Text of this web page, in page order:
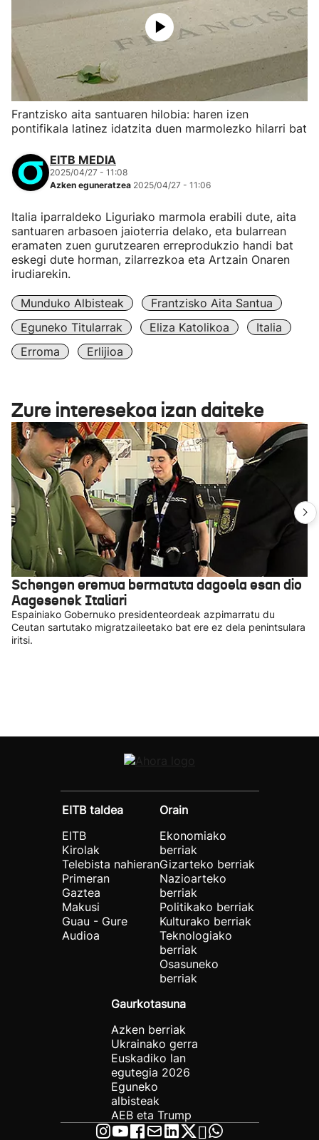
Frantzisko aita santuaren hilobia: haren izen
pontifikala latinez idatzita duen marmolezko hilarri bat
EITB MEDIA
2025/04/27 - 11:08
Azken eguneratzea 2025/04/27 - 11:06
Italia iparraldeko Liguriako marmola erabili dute, aita
santuaren arbasoen jaioterria delako, eta bularrean
eramaten zuen gurutzearen erreprodukzio handi bat
eskegi dute horman, zilarrezkoa eta Artzain Onaren
irudiarekin.
Munduko Albisteak
Frantzisko Aita Santua
Eguneko Titularrak
Eliza Katolikoa
Italia
Erroma
Erlijioa
Zure interesekoa izan daiteke
Schengen eremua bermatuta dagoela esan dio
Aagesenek Italiari
Espainiako Gobernuko presidenteordeak azpimarratu du
Ceutan sartutako migratzaileetako bat ere ez dela penintsulara
iritsi.
EITB taldea
EITB
Kirolak
Telebista nahieran
Primeran
Gaztea
Makusi
Guau - Gure
Audioa
Orain
Ekonomiako
berriak
Gizarteko berriak
Nazioarteko
berriak
Politikako berriak
Kulturako berriak
Teknologiako
berriak
Osasuneko
berriak
Gaurkotasuna
Azken berriak
Ukrainako gerra
Euskadiko lan
egutegia 2026
Eguneko
albisteak
AEB eta Trump